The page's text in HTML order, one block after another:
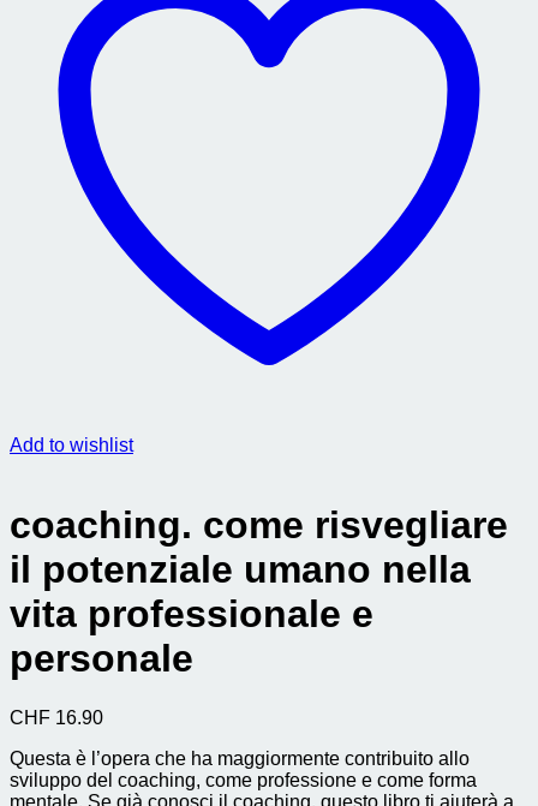
Add to wishlist
coaching. come risvegliare
il potenziale umano nella
vita professionale e
personale
CHF 16.90
Questa è l’opera che ha maggiormente contribuito allo
sviluppo del coaching, come professione e come forma
mentale. Se già conosci il coaching, questo libro ti aiuterà a